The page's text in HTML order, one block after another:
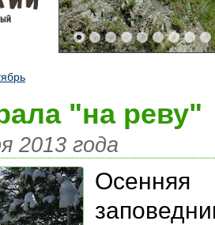
"на реву"
2013 года